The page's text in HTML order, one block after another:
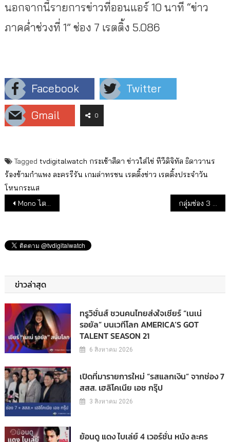
นอกจากนี้รายการข่าวที่ออนแอร์ 10 นาที “ข่าว
ภาคค่ำช่วงที่ 1” ช่อง 7 เรตติ้ง 5.086
Facebook
Twitter
Gmail
0
Tagged tvdigitalwatch กระเช้าสีดา ข่าวใส่ไข่ ทีวีดิจิทัล ธิดาวานร
ร้องข้ามกำแพง ละครรีรัน เกมล่าทรชน เรตติ้งข่าว เรตติ้งประจำวัน
โหนกระแส
แนะแนวเรื่อง
Mono ไตรมาส 3/64 : รายได้เพิ่ม ขาดทุนลด เดินหน้าปรับกลยุทธ์ลดต้นทุนซื้อคอนเทนต์ เน้นผลิตเอง กลุ่มช่อง 3 ไตรมาส 3/64 :ลดค่าใช้จ่าย ละครรีรัน ทำกำไรเพิ่ม เตรียมลุยธุรกิจหนังและเพลง
ข่าวล่าสุด
ทรูวิชั่นส์ ชวนคนไทยส่งใจเชียร์ “เนเน่
รอยัล” บนเวทีโลก AMERICA’S GOT
TALENT SEASON 21
6 สิงหาคม 2026
เปิดที่มารายการใหม่ “รสแลกเงิน” จากช่อง 7
สสส. เฮลิโคเนีย เอช กรุ๊ป
3 สิงหาคม 2026
ย้อนดู แดง ไบเล่ย์ 4 เวอร์ชั่น หนัง ละคร